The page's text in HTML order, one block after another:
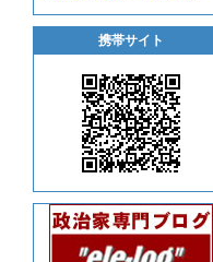
携帯サイト